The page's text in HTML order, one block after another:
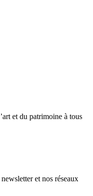
et du patrimoine à tous
et nos réseaux